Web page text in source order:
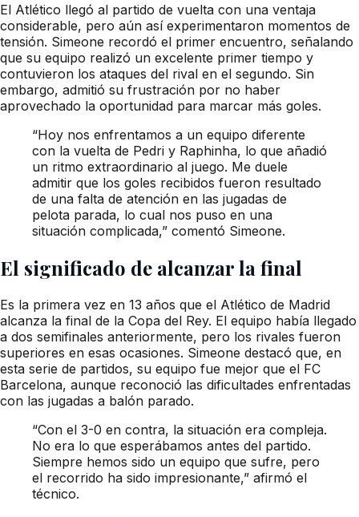
El Atlético llegó al partido de vuelta con una ventaja
considerable, pero aún así experimentaron momentos de
tensión. Simeone recordó el primer encuentro, señalando
que su equipo realizó un excelente primer tiempo y
contuvieron los ataques del rival en el segundo. Sin
embargo, admitió su frustración por no haber
aprovechado la oportunidad para marcar más goles.
“Hoy nos enfrentamos a un equipo diferente
con la vuelta de Pedri y Raphinha, lo que añadió
un ritmo extraordinario al juego. Me duele
admitir que los goles recibidos fueron resultado
de una falta de atención en las jugadas de
pelota parada, lo cual nos puso en una
situación complicada,” comentó Simeone.
El significado de alcanzar la final
Es la primera vez en 13 años que el Atlético de Madrid
alcanza la final de la Copa del Rey. El equipo había llegado
a dos semifinales anteriormente, pero los rivales fueron
superiores en esas ocasiones. Simeone destacó que, en
esta serie de partidos, su equipo fue mejor que el FC
Barcelona, aunque reconoció las dificultades enfrentadas
con las jugadas a balón parado.
“Con el 3-0 en contra, la situación era compleja.
No era lo que esperábamos antes del partido.
Siempre hemos sido un equipo que sufre, pero
el recorrido ha sido impresionante,” afirmó el
técnico.